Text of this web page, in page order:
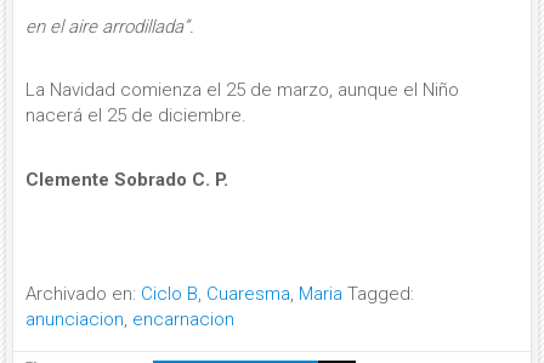
en el aire arrodillada”.
La Navidad comienza el 25 de marzo, aunque el Niño
nacerá el 25 de diciembre.
Clemente Sobrado C. P.
Archivado en: Ciclo B, Cuaresma, Maria Tagged:
anunciacion, encarnacion